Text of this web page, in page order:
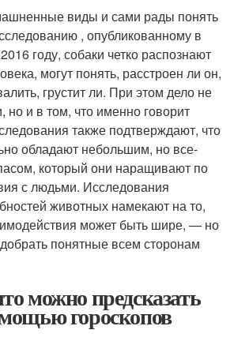
виды и сами рады понять
, опубликованному в
году, собаки четко распознают
могут понять, расстроен ли он,
грустит ли. При этом дело не
но и в том, что именно говорит
также подтверждают, что
обладают небольшим, но все-
, который они наращивают по
с людьми. Исследования
животных намекают на то,
может быть шире, — но
понятные всем сторонам
можно предсказать
гороскопов